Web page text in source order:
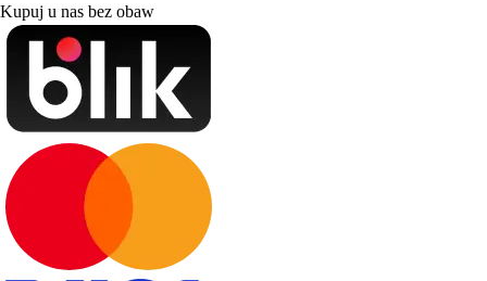
Kupuj u nas bez obaw